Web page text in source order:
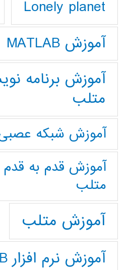
Lonely planet
آموزش MATLAB
آموزش برنامه
متلب
آموزش شبکه
آموزش قدم به قدم
متلب
آموزش متلب
آموزش نرم افزار MATLAB